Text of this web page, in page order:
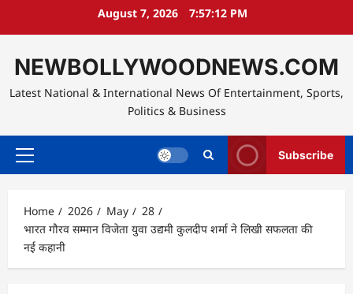
August 7, 2026 7:57:13 PM
NEWBOLLYWOODNEWS.COM
Latest National & International News Of Entertainment, Sports,
Politics & Business
Primary
Subscribe
Home 2026 May
28
भारत गौरव सम्मान विजेता युवा उद्यमी कुलदीप शर्मा ने लिखी सफलता की
नई कहानी